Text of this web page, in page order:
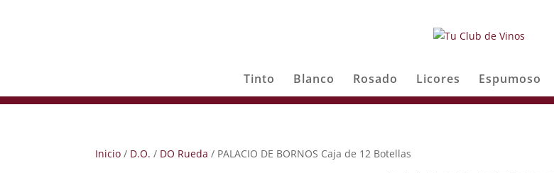
Tinto Blanco Rosado Licores Espumoso
Inicio / D.O. / DO Rueda / PALACIO DE BORNOS Caja de 12 Botellas